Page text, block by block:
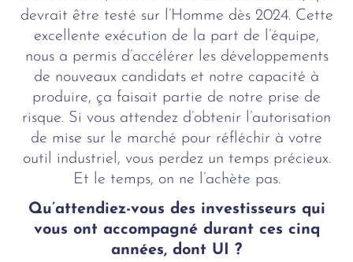
devrait être testé sur l’Homme dès 2024. Cette
excellente exécution de la part de l’équipe,
nous a permis d’accélérer les développements
de nouveaux candidats et notre capacité à
produire, ça faisait partie de notre prise de
risque. Si vous attendez d’obtenir l’autorisation
de mise sur le marché pour réfléchir à votre
outil industriel, vous perdez un temps précieux.
Et le temps, on ne l’achète pas.
Qu’attendiez-vous des investisseurs qui
vous ont accompagné durant ces cinq
années, dont UI ?